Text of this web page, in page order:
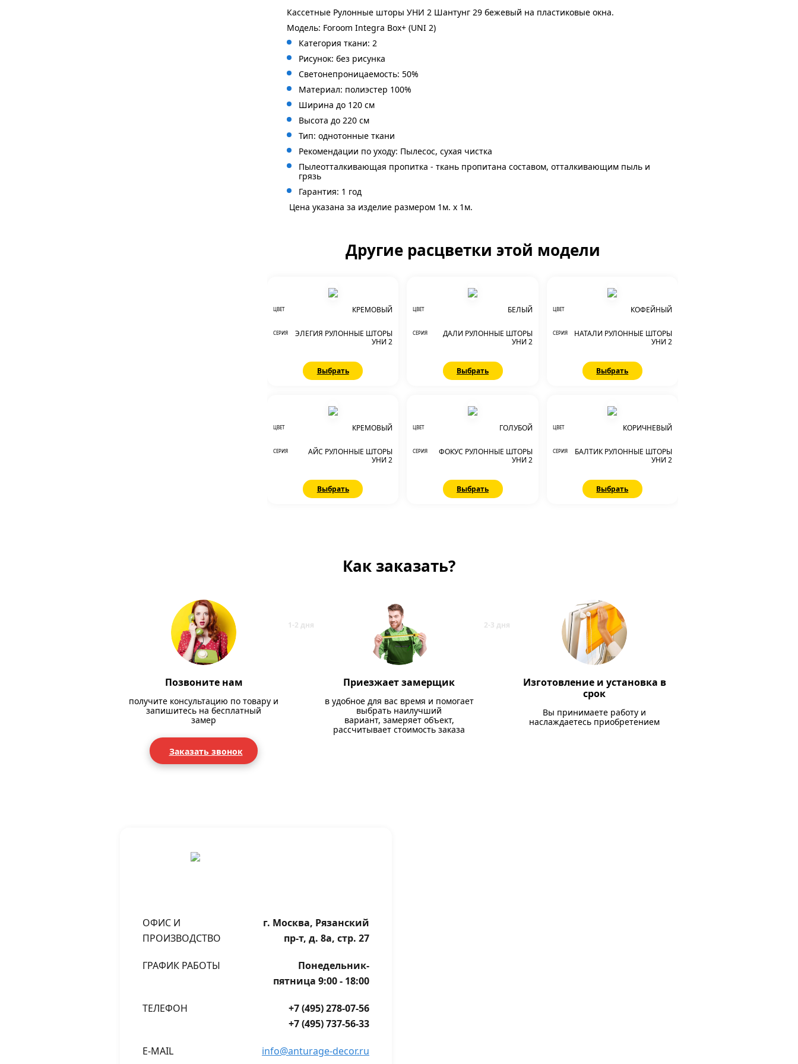
Кассетные Рулонные шторы УНИ 2 Шантунг 29 бежевый на пластиковые окна.
Модель: Foroom Integra Box+ (UNI 2)
Категория ткани: 2
Рисунок: без рисунка
Светонепроницаемость: 50%
Материал: полиэстер 100%
Ширина до 120 см
Высота до 220 см
Тип: однотонные ткани
Рекомендации по уходу: Пылесос, сухая чистка
Пылеотталкивающая пропитка - ткань пропитана составом, отталкивающим пыль и
грязь
Гарантия: 1 год
Цена указана за изделие размером 1м. x 1м.
Другие расцветки этой модели
ЦВЕТ КРЕМОВЫЙ
СЕРИЯ
ЭЛЕГИЯ РУЛОННЫЕ ШТОРЫ
УНИ 2
Выбрать
ЦВЕТ БЕЛЫЙ
СЕРИЯ
ДАЛИ РУЛОННЫЕ ШТОРЫ
УНИ 2
Выбрать
ЦВЕТ КОФЕЙНЫЙ
СЕРИЯ
НАТАЛИ РУЛОННЫЕ ШТОРЫ
УНИ 2
Выбрать
ЦВЕТ КРЕМОВЫЙ
СЕРИЯ
АЙС РУЛОННЫЕ ШТОРЫ
УНИ 2
Выбрать
ЦВЕТ ГОЛУБОЙ
СЕРИЯ
ФОКУС РУЛОННЫЕ ШТОРЫ
УНИ 2
Выбрать
ЦВЕТ КОРИЧНЕВЫЙ
СЕРИЯ
БАЛТИК РУЛОННЫЕ ШТОРЫ
УНИ 2
Выбрать
Как заказать?
Позвоните нам
получите консультацию по товару и
запишитесь на бесплатный
замер
Заказать звонок
Приезжает замерщик
в удобное для вас время и помогает
выбрать наилучший
вариант, замеряет объект,
рассчитывает стоимость заказа
Изготовление и установка в
срок
Вы принимаете работу и
наслаждаетесь приобретением
ОФИС И
ПРОИЗВОДСТВО
г. Москва, Рязанский
пр-т, д. 8а, стр. 27
ГРАФИК РАБОТЫ
Понедельник-
пятница 9:00 - 18:00
ТЕЛЕФОН
+7 (495) 278-07-56
+7 (495) 737-56-33
E-MAIL info@anturage-decor.ru